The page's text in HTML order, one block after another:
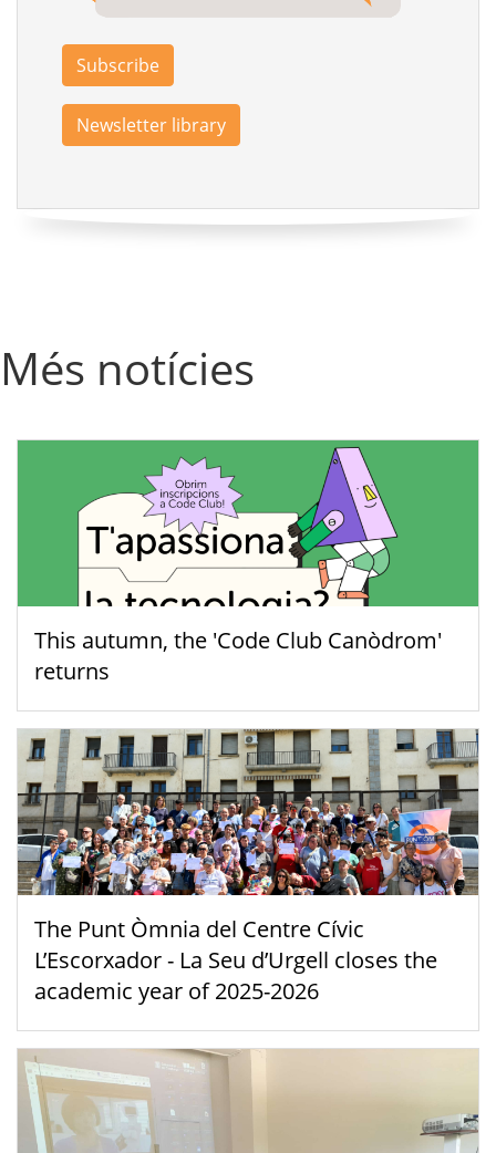
Subscribe
Newsletter library
Més notícies
This autumn, the 'Code Club Canòdrom'
returns
The Punt Òmnia del Centre Cívic
L’Escorxador - La Seu d’Urgell closes the
academic year of 2025-2026